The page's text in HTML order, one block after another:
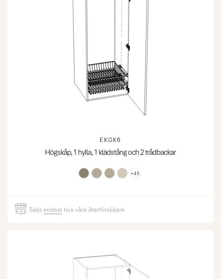
EKGK6
Högskåp, 1 hylla, 1 klädstång och 2 trådbackar
+45
Säljsendast hos våra återförsäljare